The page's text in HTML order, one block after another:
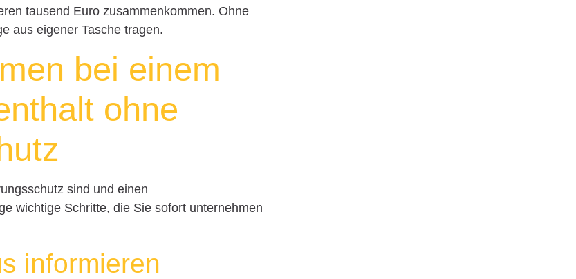
tausend Euro zusammenkommen. Ohne
aus eigener Tasche tragen.
bei einem
ohne
sind und einen
wichtige Schritte, die Sie sofort unternehmen
informieren